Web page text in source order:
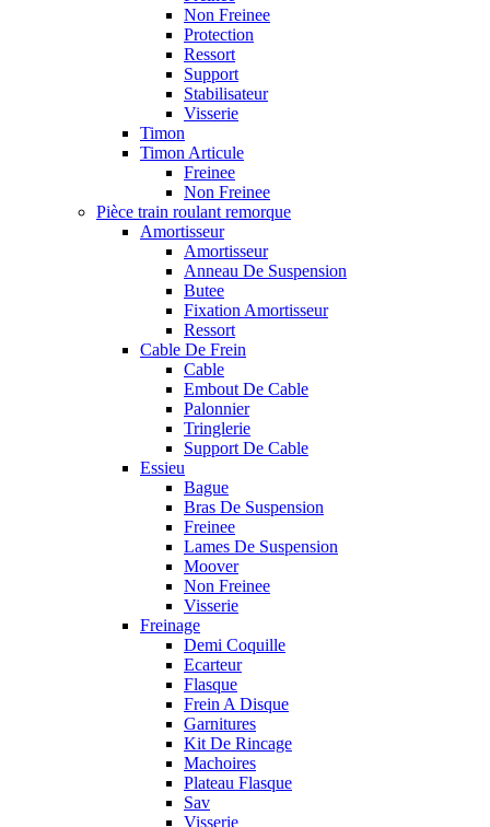
Non Freinee
Protection
Ressort
Support
Stabilisateur
Visserie
Timon
Timon Articule
Freinee
Non Freinee
Pièce train roulant remorque
Amortisseur
Amortisseur
Anneau De Suspension
Butee
Fixation Amortisseur
Ressort
Cable De Frein
Cable
Embout De Cable
Palonnier
Tringlerie
Support De Cable
Essieu
Bague
Bras De Suspension
Freinee
Lames De Suspension
Moover
Non Freinee
Visserie
Freinage
Demi Coquille
Ecarteur
Flasque
Frein A Disque
Garnitures
Kit De Rincage
Machoires
Plateau Flasque
Sav
Visserie